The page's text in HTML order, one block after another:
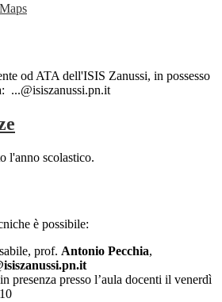
od ATA dell'ISIS Zanussi, in possesso
...@isiszanussi.pn.it
l'anno scolastico.
è possibile:
prof. Antonio Pecchia,
presenza presso l’aula docenti il venerdì